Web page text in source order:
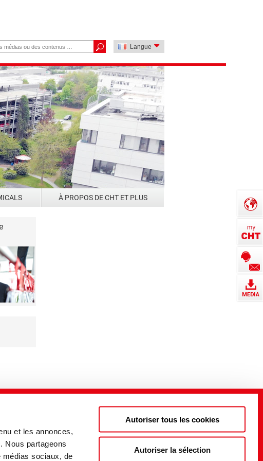
et les annonces,
Nous partageons
médias sociaux, de
Autoriser tous les cookies
Autoriser la sélection
Langue
À PROPOS DE CHT ET PLUS